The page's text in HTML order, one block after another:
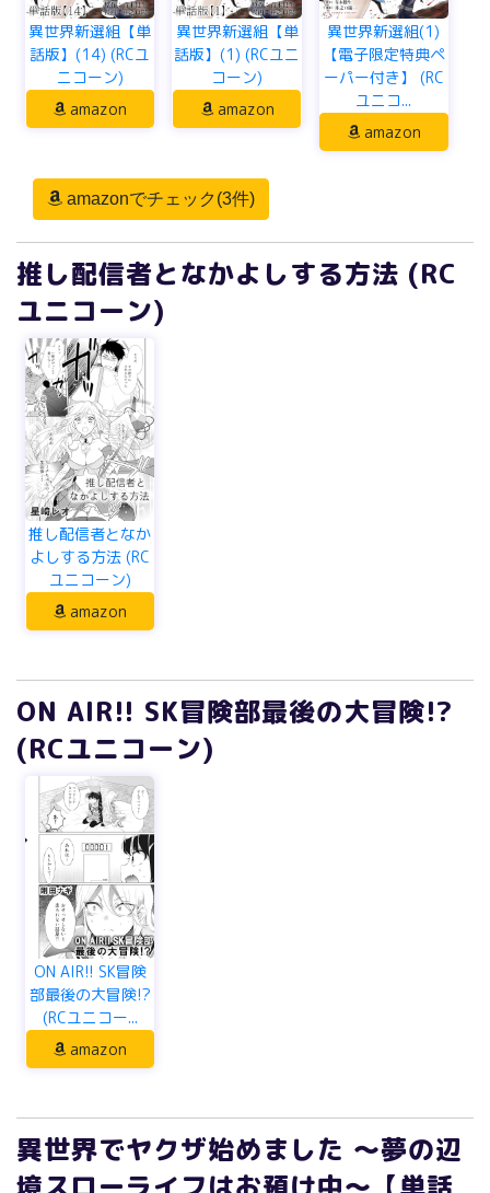
異世界新選組【単
話版】(14) (RCユ
ニコーン)
amazon
異世界新選組【単
話版】(1) (RCユニ
コーン)
amazon
異世界新選組(1)
【電子限定特典ペ
ーパー付き】 (RC
ユニコ...
amazon
amazonでチェック(3件)
推し配信者となかよしする方法 (RC
ユニコーン)
推し配信者となか
よしする方法 (RC
ユニコーン)
amazon
ON AIR!! SK冒険部最後の大冒険!?
(RCユニコーン)
ON AIR!! SK冒険
部最後の大冒険!?
(RCユニコー...
amazon
異世界でヤクザ始めました ～夢の辺